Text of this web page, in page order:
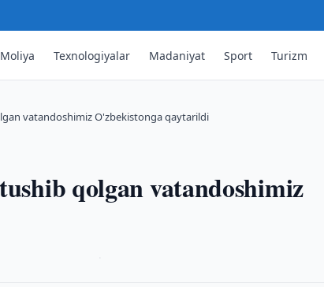
Moliya Texnologiyalar Madaniyat Sport Turizm
vatandoshimiz O'zbekistonga qaytarildi
qolgan vatandoshimiz